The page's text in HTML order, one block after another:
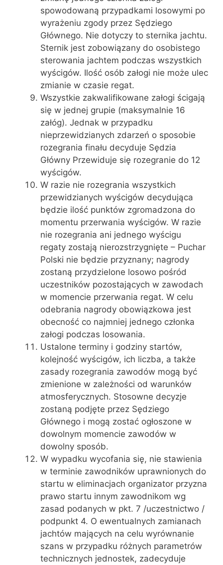
spowodowaną przypadkami losowymi po
wyrażeniu zgody przez Sędziego
Głównego. Nie dotyczy to sternika jachtu.
Sternik jest zobowiązany do osobistego
sterowania jachtem podczas wszystkich
wyścigów. Ilość osób załogi nie może ulec
zmianie w czasie regat.
Wszystkie zakwalifikowane załogi ścigają
się w jednej grupie (maksymalnie 16
załóg). Jednak w przypadku
nieprzewidzianych zdarzeń o sposobie
rozegrania finału decyduje Sędzia
Główny Przewiduje się rozegranie do 12
wyścigów.
W razie nie rozegrania wszystkich
przewidzianych wyścigów decydująca
będzie ilość punktów zgromadzona do
momentu przerwania wyścigów. W razie
nie rozegrania ani jednego wyścigu
regaty zostają nierozstrzygnięte – Puchar
Polski nie będzie przyznany; nagrody
zostaną przydzielone losowo pośród
uczestników pozostających w zawodach
w momencie przerwania regat. W celu
odebrania nagrody obowiązkowa jest
obecność co najmniej jednego członka
załogi podczas losowania.
Ustalone terminy i godziny startów,
kolejność wyścigów, ich liczba, a także
zasady rozegrania zawodów mogą być
zmienione w zależności od warunków
atmosferycznych. Stosowne decyzje
zostaną podjęte przez Sędziego
Głównego i mogą zostać ogłoszone w
dowolnym momencie zawodów w
dowolny sposób.
W wypadku wycofania się, nie stawienia
w terminie zawodników uprawnionych do
startu w eliminacjach organizator przyzna
prawo startu innym zawodnikom wg
zasad podanych w pkt. 7 /uczestnictwo /
podpunkt 4. O ewentualnych zamianach
jachtów mających na celu wyrównanie
szans w przypadku różnych parametrów
technicznych jednostek, zadecyduje